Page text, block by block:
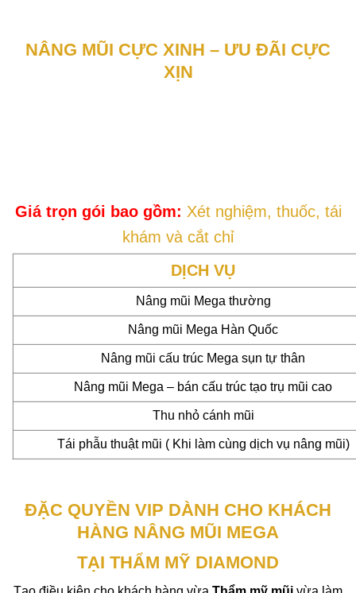
NÂNG MŨI CỰC XINH – ƯU ĐÃI CỰC
XỊN
Giá trọn gói bao gồm: Xét nghiệm, thuốc, tái
khám và cắt chỉ
DỊCH VỤ
Nâng mũi Mega thường
Nâng mũi Mega Hàn Quốc
Nâng mũi cấu trúc Mega sụn tự thân
Nâng mũi Mega – bán cấu trúc tạo trụ mũi cao
Thu nhỏ cánh mũi
Tái phẫu thuật mũi ( Khi làm cùng dịch vụ nâng mũi)
ĐẶC QUYỀN VIP DÀNH CHO KHÁCH
HÀNG NÂNG MŨI MEGA
TẠI THẨM MỸ DIAMOND